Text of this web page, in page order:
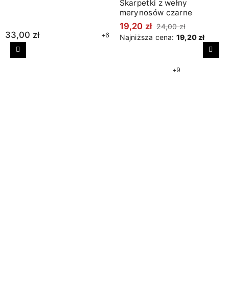
33,00 zł +6
Skarpetki z wełny
merynosów czarne
19,20 zł 24,00 zł
Najniższa cena: 19,20 zł
+9
Poprzedni